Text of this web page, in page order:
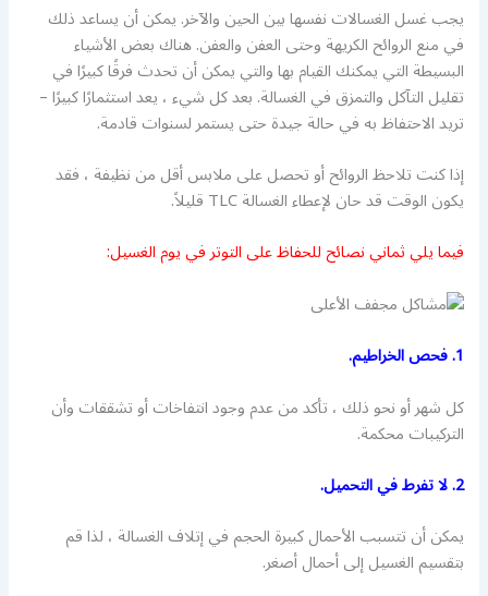
يجب غسل الغسالات نفسها بين الحين والآخر. يمكن أن يساعد ذلك
في منع الروائح الكريهة وحتى العفن والعفن. هناك بعض الأشياء
البسيطة التي يمكنك القيام بها والتي يمكن أن تحدث فرقًا كبيرًا في
تقليل التآكل والتمزق في الغسالة. بعد كل شيء ، يعد استثمارًا كبيرًا –
تريد الاحتفاظ به في حالة جيدة حتى يستمر لسنوات قادمة.
إذا كنت تلاحظ الروائح أو تحصل على ملابس أقل من نظيفة ، فقد
يكون الوقت قد حان لإعطاء الغسالة TLC قليلاً.
فيما يلي ثماني نصائح للحفاظ على التوتر في يوم الغسيل:
1. فحص الخراطيم.
كل شهر أو نحو ذلك ، تأكد من عدم وجود انتفاخات أو تشققات وأن
التركيبات محكمة.
2. لا تفرط في التحميل.
يمكن أن تتسبب الأحمال كبيرة الحجم في إتلاف الغسالة ، لذا قم
بتقسيم الغسيل إلى أحمال أصغر.